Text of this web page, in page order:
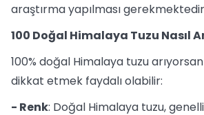
araştırma yapılması
100 Doğal Himalaya Tuzu Nasıl
100% doğal Himalaya tuzu
dikkat etmek faydalı olabilir:
- Renk: Doğal Himalaya tuzu,